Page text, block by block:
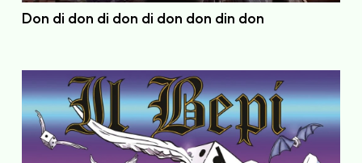
Don di don di don di don don din don